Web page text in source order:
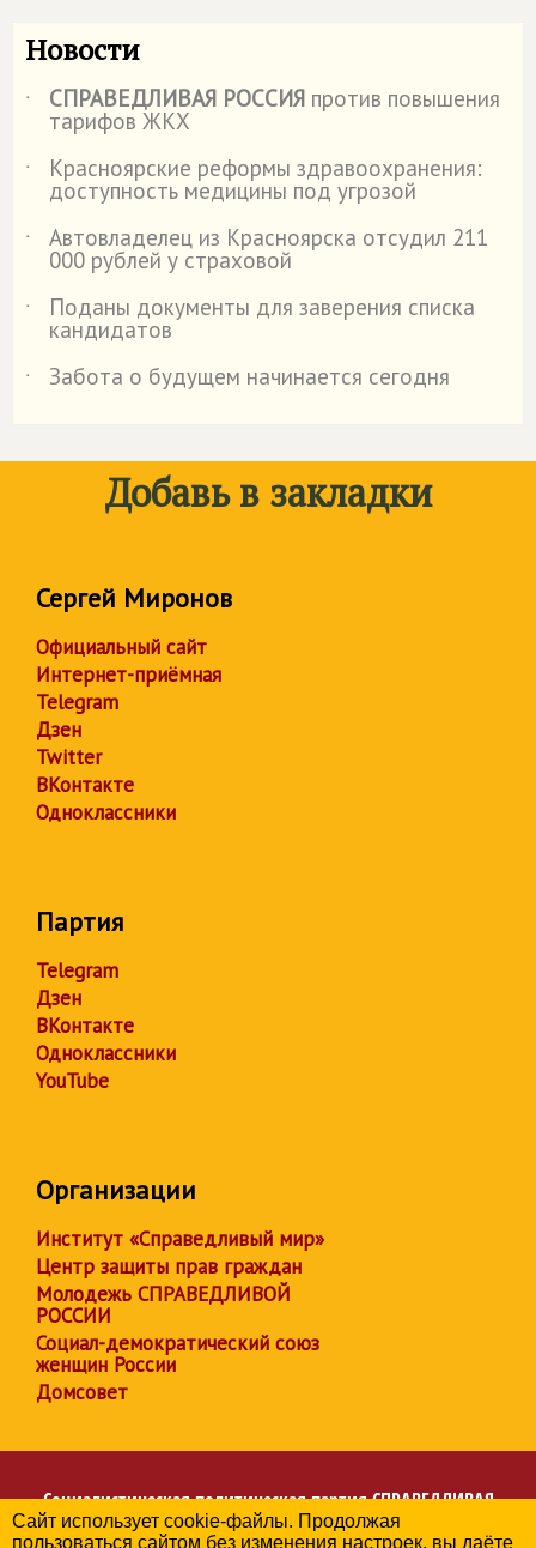
Новости
˙ СПРАВЕДЛИВАЯ РОССИЯ против повышения
тарифов ЖКХ
˙
Красноярские реформы здравоохранения:
доступность медицины под угрозой
˙
Автовладелец из Красноярска отсудил 211
000 рублей у страховой
˙
️Поданы документы для заверения списка
кандидатов
˙
Забота о будущем начинается сегодня
Добавь в закладки
Сергей Миронов
Официальный сайт
Интернет-приёмная
Telegram
Дзен
Twitter
ВКонтакте
Одноклассники
Партия
Telegram
Дзен
ВКонтакте
Одноклассники
YouTube
Организации
Институт «Справедливый мир»
Центр защиты прав граждан
Молодежь СПРАВЕДЛИВОЙ
РОССИИ
Социал-демократический союз
женщин России
Домсовет
Социалистическая политическая партияСПРАВЕДЛИВАЯ
РОССИЯ
Сайт использует cookie-файлы. Продолжая
пользоваться сайтом без изменения настроек, вы даёте